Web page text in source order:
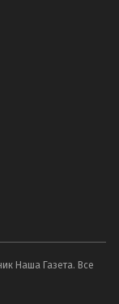
Наша Газета. Все